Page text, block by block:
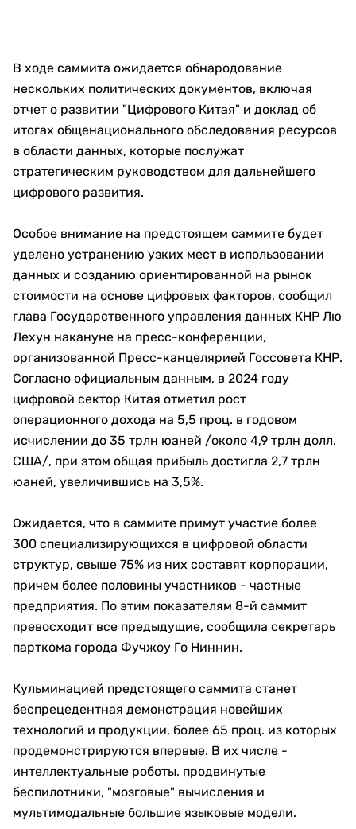
В ходе саммита ожидается обнародование
нескольких политических документов, включая
отчет о развитии "Цифрового Китая" и доклад об
итогах общенационального обследования ресурсов
в области данных, которые послужат
стратегическим руководством для дальнейшего
цифрового развития.
Особое внимание на предстоящем саммите будет
уделено устранению узких мест в использовании
данных и созданию ориентированной на рынок
стоимости на основе цифровых факторов, сообщил
глава Государственного управления данных КНР Лю
Лехун накануне на пресс-конференции,
организованной Пресс-канцелярией Госсовета КНР.
Согласно официальным данным, в 2024 году
цифровой сектор Китая отметил рост
операционного дохода на 5,5 проц. в годовом
исчислении до 35 трлн юаней /около 4,9 трлн долл.
США/, при этом общая прибыль достигла 2,7 трлн
юаней, увеличившись на 3,5%.
Ожидается, что в саммите примут участие более
300 специализирующихся в цифровой области
структур, свыше 75% из них составят корпорации,
причем более половины участников - частные
предприятия. По этим показателям 8-й саммит
превосходит все предыдущие, сообщила секретарь
парткома города Фучжоу Го Ниннин.
Кульминацией предстоящего саммита станет
беспрецедентная демонстрация новейших
технологий и продукции, более 65 проц. из которых
продемонстрируются впервые. В их числе -
интеллектуальные роботы, продвинутые
беспилотники, "мозговые" вычисления и
мультимодальные большие языковые модели.